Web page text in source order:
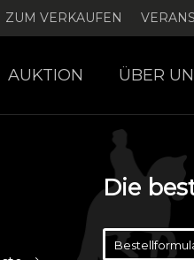
ZUM VERKAUFEN
AUKTION ÜBER
Die